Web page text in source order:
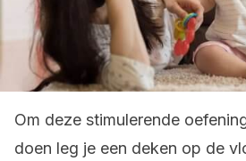
Om deze stimulerende
doen leg je een deken op de